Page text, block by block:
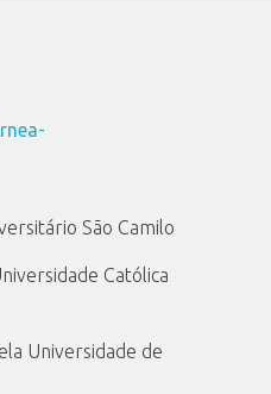
São Camilo
Católica
Universidade de